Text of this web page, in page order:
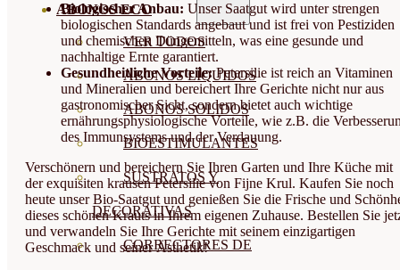
ABONOS ECO
VER TODOS
ABONOS LÍQUIDOS
ABONOS SOLIDOS
BIOESTIMULANTES
SUSTRATOS Y
DECORATIVAS
CORRECTORES DE
Biologischer Anbau: Unser Saatgut wird unter strengen
biologischen Standards angebaut und ist frei von Pestiziden
und chemischen Düngemitteln, was eine gesunde und
nachhaltige Ernte garantiert.
Gesundheitliche Vorteile:Petersilie ist reich an Vitaminen
und Mineralien und bereichert Ihre Gerichte nicht nur aus
gastronomischer Sicht, sondern bietet auch wichtige
ernährungsphysiologische Vorteile, wie z.B. die
des Immunsystems und der Verdauung.
Verschönern und bereichern Sie Ihren Garten und Ihre Küche mit
der exquisiten krausen Petersilie von Fijne Krul. Kaufen Sie noch
heute unser Bio-Saatgut und genießen Sie die Frische und
dieses schönen Krauts in Ihrem eigenen Zuhause. Bestellen Sie
und verwandeln Sie Ihre Gerichte mit seinem einzigartigen
Geschmack und seiner Ästhetik!